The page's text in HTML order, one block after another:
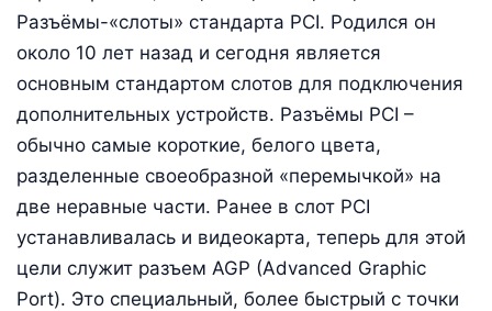
Разъёмы-«слоты» стандарта PCI. Родился он
около 10 лет назад и сегодня является
основным стандартом слотов для подключения
дополнительных устройств. Разъёмы PCI –
обычно самые короткие, белого цвета,
разделенные своеобразной «перемычкой» на
две неравные части. Ранее в слот PCI
устанавливалась и видеокарта, теперь для этой
цели служит разъем AGP (Advanced Graphic
Port). Это специальный, более быстрый с точки